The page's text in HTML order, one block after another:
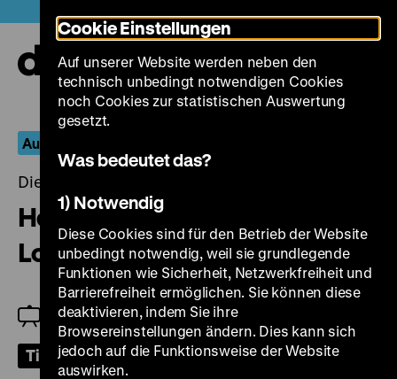
zum
Seiteninhalt
springen
Auf Station und unter Tage
Dienstag, 13. Februar 2024, 19.00 Uhr
Herr Kim und Schwester
Lotusblüte
Zu Gast: Sou-Yen Kim und Miriam Rossius
Tickets
Cookie Einstellungen
Auf unserer Website werden neben den
technisch unbedingt notwendigen Cookies
noch Cookies zur statistischen Auswertung
gesetzt.
Was bedeutet das?
1) Notwendig
Diese Cookies sind für den Betrieb der Website
unbedingt notwendig, weil sie grundlegende
Funktionen wie Sicherheit, Netzwerkfreiheit und
Barrierefreiheit ermöglichen. Sie können diese
deaktivieren, indem Sie ihre
Browsereinstellungen ändern. Dies kann sich
jedoch auf die Funktionsweise der Website
auswirken.